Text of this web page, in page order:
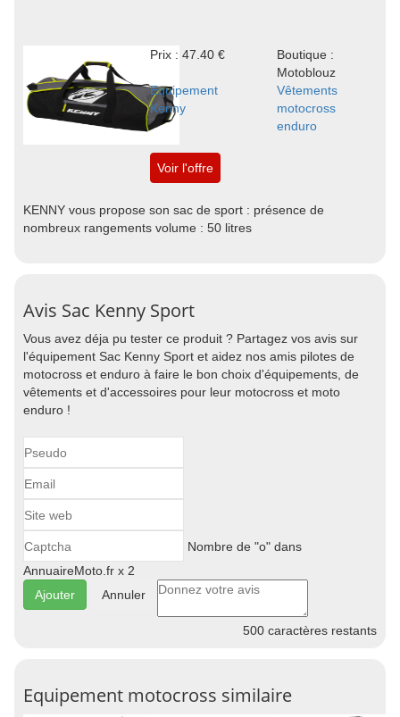
Prix : 47.40 €
Boutique :
Motoblouz
Equipement
Kenny
Vêtements
motocross
enduro
Voir l'offre
KENNY vous propose son sac de sport : présence de
nombreux rangements volume : 50 litres
Avis Sac Kenny Sport
Vous avez déja pu tester ce produit ? Partagez vos avis sur
l'équipement Sac Kenny Sport et aidez nos amis pilotes de
motocross et enduro à faire le bon choix d'équipements, de
vêtements et d'accessoires pour leur motocross et moto
enduro !
Nombre de "o" dans
AnnuaireMoto.fr x 2
Annuler
500 caractères restants
Equipement motocross similaire